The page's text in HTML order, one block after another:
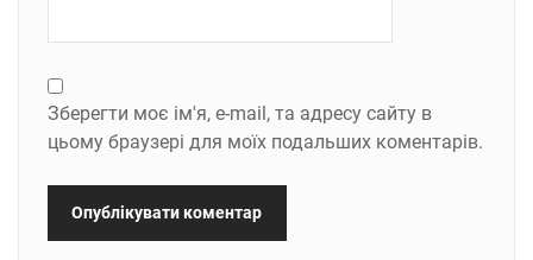
Зберегти моє ім'я, e-mail, та адресу сайту в
цьому браузері для моїх подальших коментарів.